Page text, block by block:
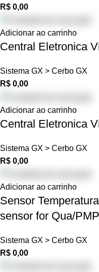
R$ 0,00
Adicionar ao carrinho
Central Eletronica
Sistema GX > Cerbo GX
R$ 0,00
Adicionar ao carrinho
Central Eletronica
Sistema GX > Cerbo GX
R$ 0,00
Adicionar ao carrinho
Sensor
sensor for Qua/
Sistema GX > Cerbo GX
R$ 0,00